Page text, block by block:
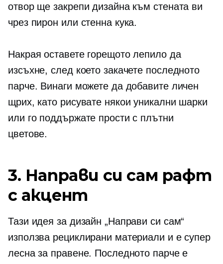
отвор ще закрепи дизайна към стената ви
чрез пирон или стенна кука.
Накрая оставете горещото лепило да
изсъхне, след което закачете последното
парче. Винаги можете да добавите личен
щрих, като рисувате някои уникални шарки
или го поддържате прости с плътни
цветове.
3. Направи си сам рафт
с акцент
Тази идея за дизайн „Направи си сам“
използва рециклирани материали и е супер
лесна за правене. Последното парче е